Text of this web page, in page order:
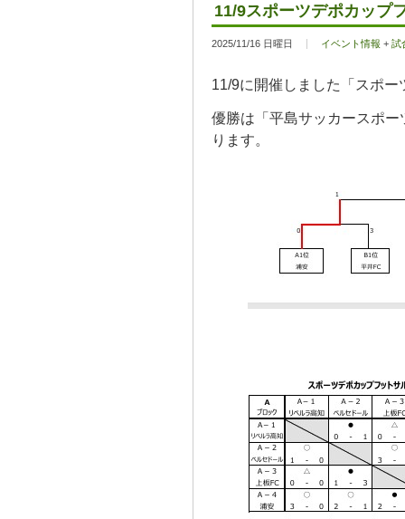
11/9スポーツデポカップ
2025/11/16 日曜日 イベント情報 + 試
11/9に開催しました「スポ
優勝は「平島サッカースポ
ります。